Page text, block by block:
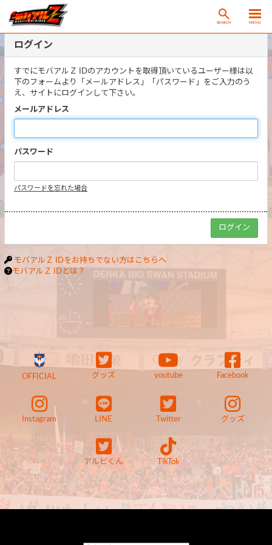
SEARCH MENU
ログイン
すでにモバアルＺ IDのアカウントを取得頂いているユーザー様は以
下のフォームより「メールアドレス」「パスワード」をご入力のう
え、サイトにログインして下さい。
メールアドレス
パスワード
パスワードを忘れた場合
モバアルＺ IDをお持ちでない方はこちらへ
モバアルＺ IDとは？
OFFICIAL グッズ youtube Facebook
Instagram LINE Twitter グッズ
アルビくん TikTok